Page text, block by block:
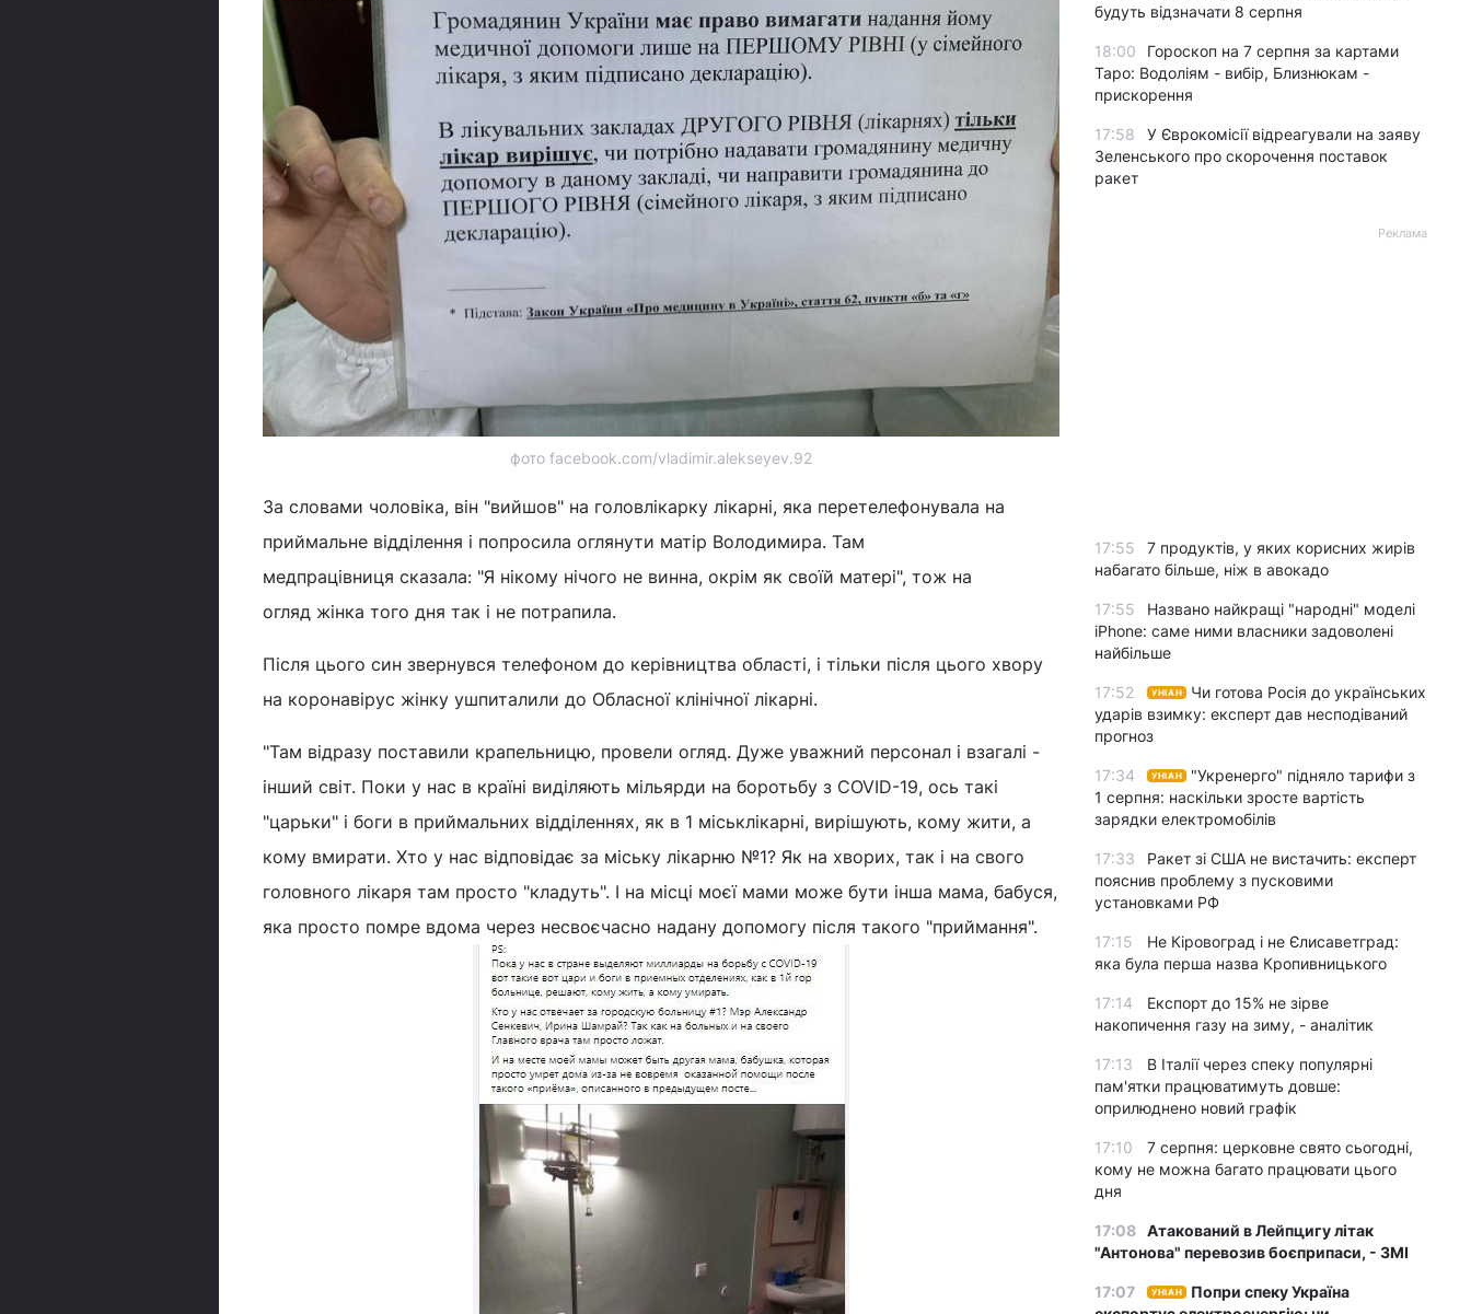
фото facebook.com/vladimir.alekseyev.92
За словами чоловіка, він "вийшов" на головлікарку лікарні, яка перетелефонувала на
приймальне відділення і попросила оглянути матір Володимира. Там
медпрацівниця сказала: "Я нікому нічого не винна, окрім як своїй матері", тож на
огляд жінка того дня так і не потрапила.
Після цього син звернувся телефоном до керівництва області, і тільки після цього хвору
на коронавірус жінку ушпиталили до Обласної клінічної лікарні.
"Там відразу поставили крапельницю, провели огляд. Дуже уважний персонал і взагалі -
інший світ. Поки у нас в країні виділяють мільярди на боротьбу з COVID-19, ось такі
"царьки" і боги в приймальних відділеннях, як в 1 міськлікарні, вирішують, кому жити, а
кому вмирати. Хто у нас відповідає за міську лікарню №1? Як на хворих, так і на свого
головного лікаря там просто "кладуть". І на місці моєї мами може бути інша мама, бабуся,
яка просто помре вдома через несвоєчасно надану допомогу після такого "приймання".
будуть відзначати 8 серпня
18:00
Гороскоп на 7 серпня за картами
Таро: Водоліям - вибір, Близнюкам -
прискорення
17:58
У Єврокомісії відреагували на заяву
Зеленського про скорочення поставок
ракет
Реклама
17:55
7 продуктів, у яких корисних жирів
набагато більше, ніж в авокадо
17:55
Названо найкращі "народні" моделі
iPhone: саме ними власники задоволені
найбільше
17:52 УНІАН
Чи готова Росія до українських
ударів взимку: експерт дав несподіваний
прогноз
17:34 УНІАН
"Укренерго" підняло тарифи з
1 серпня: наскільки зросте вартість
зарядки електромобілів
17:33
Ракет зі США не вистачить: експерт
пояснив проблему з пусковими
установками РФ
17:15
Не Кіровоград і не Єлисаветград:
яка була перша назва Кропивницького
17:14
Експорт до 15% не зірве
накопичення газу на зиму, - аналітик
17:13
В Італії через спеку популярні
пам'ятки працюватимуть довше:
оприлюднено новий графік
17:10
7 серпня: церковне свято сьогодні,
кому не можна багато працювати цього
дня
17:08 Атакований в Лейпцигу літак
"Антонова" перевозив боєприпаси, - ЗМІ
17:07 УНІАН
Попри спеку Україна